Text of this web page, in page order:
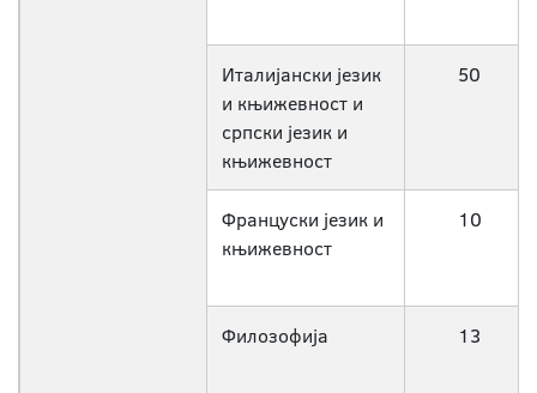
Италијански језик
и књижевност и
српски језик и
књижевност
50
Француски језик и
књижевност
10
Филозофија 13